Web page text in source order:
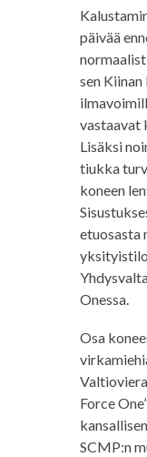
päivää
sen
vastaavat
Lisäksi
tiukka
koneen
etuosasta
Onessa.
Osa
Force
SCMP:n